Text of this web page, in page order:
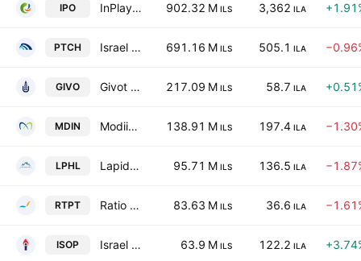
IPO InPlay Oil Corp 902.32 M ILS 3,362 ILA
PTCH Israel Petrochemical Enterprises Ltd. 691.16 M ILS 505.1 ILA
GIVO Givot Olam Oil Exploration LP (1993) 217.09 M ILS 58.7 ILA
MDIN Modiin Energy-Limited Partnership 138.91 M ILS 197.4 ILA
LPHL Lapidoth-Heletz Lp 95.71 M ILS 136.5 ILA
RTPT Ratio Petroleum Energy LP 83.63 M ILS 36.6 ILA
ISOP Israel Opportunity Energy Resources, LP. 63.9 M ILS 122.2 ILA